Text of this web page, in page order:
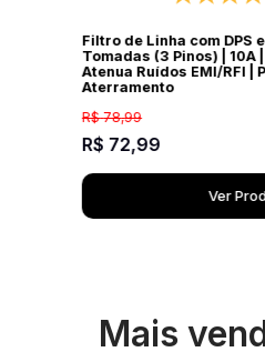
Filtro de Linha com DPS
Tomadas (3 Pinos) | 10A
Atenua Ruídos EMI/RFI |
Aterramento
R$ 78,99
R$ 72,99
Ver
Mais